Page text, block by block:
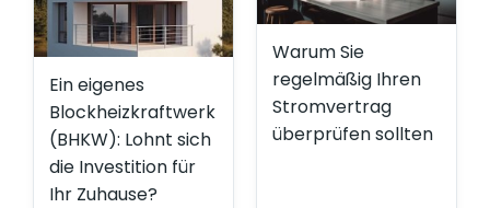
Ein eigenes
Blockheizkraftwerk
(BHKW): Lohnt sich
die Investition für
Ihr Zuhause?
Warum Sie
regelmäßig Ihren
Stromvertrag
überprüfen sollten